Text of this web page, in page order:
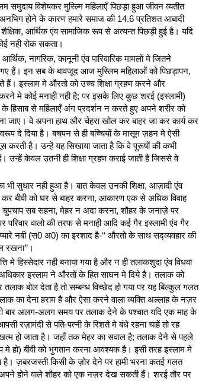
समुदाय विशेषकर मुस्ल्मि महिलाएँ पिछड़ा हुआ जीवन व्यतीत
होने के कारण हमारे समाज की 14.6 प्रतिशत आबादी
आर्थिक एंव सामाजिक रूप से अत्यन्त पिछड़ी हुई है। यदि
नही रोक सकता।
नागरिक, कानूनी एंव पारिवारिक मामलों मे जितने
गए हैं। इन सब के बावजूद आज मुस्लिम महिलाओं को पिछड़ापन,
हैं। इस्लाम मे औरतो को उच्च शिक्षा ग्रहण करने और
मे कोई मनाही नही है; पर इसके लिए कुछ शरई (इस्लामी)
हिसाब से महिलाएँ अंग प्रदर्शन न करते हुए अपने शरीर को
वे अपना हाथ और चेहरा खोल कर बाहर जा कर कार्य कर
दे दिया है। बचपन से ही बच्चियों के मासूम ज़हन मे ऐसी
करती है। उन्हें यह सिखाया जाता है कि वे पुरूषों की कभी
केवल उतनी ही शिक्षा ग्रहण कराई जाती है जिससे वे
भी सुधार नही हुआ है। बात केवल उनकी शिक्षा, आज़ादी एंव
बीवी को घर से बाहर करना, आकारण एक से अधिक विवाह
सब सहना, मेहर न अदा करना, शौहर के जनाज़े पर
परिवार वालो की तरफ से मनाही आदि कई गैर इस्लामी एंव गैर
नबी (स0 अ0) का इरशाद है-‘‘ औरतो के साथ सद्व्यवहार की
हिस्सेदार नही बनाया गया है और न ही तलाकशुदा एंव विधवा
अधिकार इस्लाम ने औरतों के हित साघन मे दिये है। तलाक को
बोल देता है तो सम्बन्ध विच्छेद हो गया पर यह बिल्कुल गलत
का देना हराम है और ऐसा करने वाला व्यक्ति अल्लाह के नज़र
बार अलग-अलग समय पर तलाक देने के पश्चात यदि एक माह के
रज़ामंदी से पति-पत्नी के रिशते मे बंधे रहना चाहें तो रह
हो जाता है। जहाँ तक मेहर का सवाल है; तलाक देने से पहले
मे हो) बीवी को भुगतान करना आवश्यक है। इसी तरह इस्लाम मे
है। ज़बरजस्ती किसी के ज़ोर देने पर हामी भरना कतई गलत
होने वाले शौहर को एक नज़र देख सकती हैं। शरई तौर पर